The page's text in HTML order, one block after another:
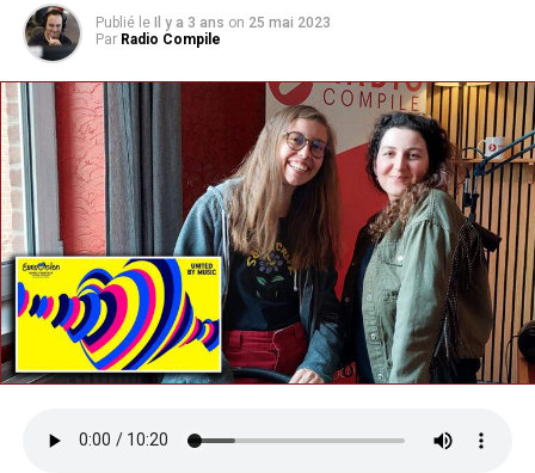
Publié le Il y a 3 ans on 25 mai 2023
Par Radio Compile